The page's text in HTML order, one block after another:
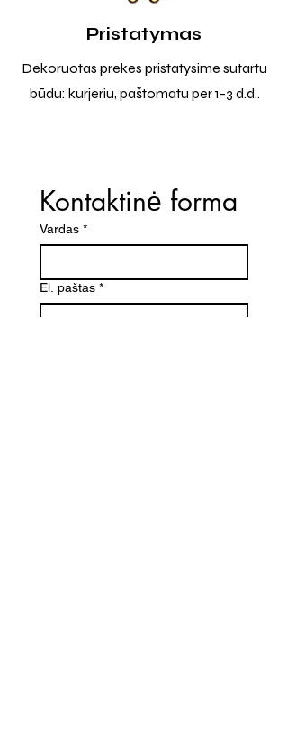
Pristatymas
Dekoruotas prekes pristatysime sutartu
būdu: kurjeriu, paštomatu per 1-3 d.d..
Kontaktinė forma
Vardas *
El. paštas *